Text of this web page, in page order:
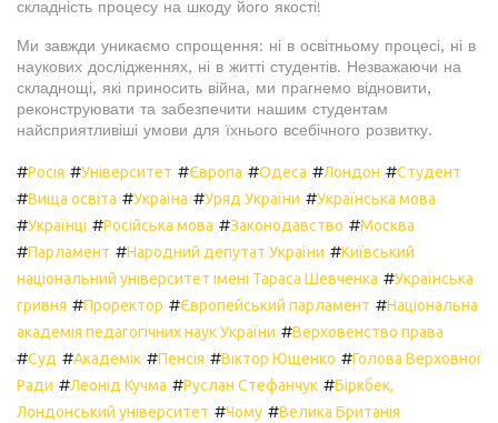
складність процесу на шкоду його якості!
Ми завжди уникаємо спрощення: ні в освітньому процесі, ні в
наукових дослідженнях, ні в житті студентів. Незважаючи на
складнощі, які приносить війна, ми прагнемо відновити,
реконструювати та забезпечити нашим студентам
найсприятливіші умови для їхнього всебічного розвитку.
#Росія #Університет #Європа #Одеса #Лондон #Студент
#Вища освіта #Україна #Уряд України #Українська мова
#Українці #Російська мова #Законодавство #Москва
#Парламент #Народний депутат України #Київський
національний університет імені Тараса Шевченка #Українська
гривня #Проректор #Європейський парламент #Національна
академія педагогічних наук України #Верховенство права
#Суд #Академік #Пенсія #Віктор Ющенко #Голова Верховної
Ради #Леонід Кучма #Руслан Стефанчук #Біркбек,
Лондонський університет #Чому #Велика Британія